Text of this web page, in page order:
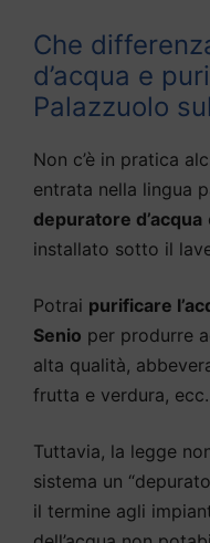
Che
d’acqua e
Palazzuolo
Non c’è in pratica
entrata nella lingua
depuratore d’acqua
installato sotto il
Potrai purificare
Senio per produrre
alta qualità,
frutta e verdura, ecc.
Tuttavia, la legge
sistema un
il termine agli